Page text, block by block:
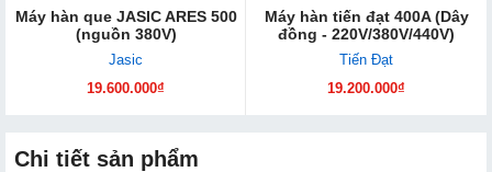
Máy hàn que JASIC ARES 500
(nguồn 380V)
Jasic
19.600.000₫
Máy hàn tiến đạt 400A (Dây
đồng - 220V/380V/440V)
Tiến Đạt
19.200.000₫
Chi tiết sản phẩm